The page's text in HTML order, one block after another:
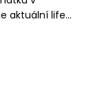
aktuální life...